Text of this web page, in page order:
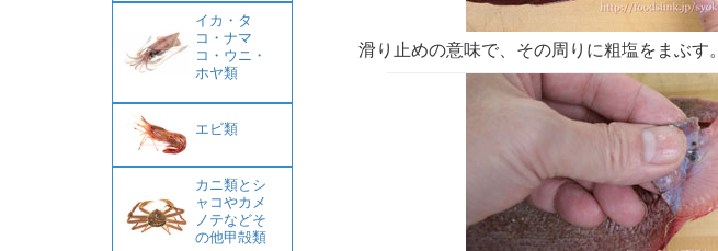
滑り止めの意味で、その周りに粗塩をまぶす。
イカ・タ
コ・ナマ
コ・ウニ・
ホヤ類
エビ類
カニ類とシ
ャコやカメ
ノテなどそ
の他甲殻類